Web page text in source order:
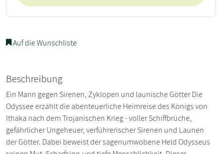
Auf die Wunschliste
Beschreibung
Ein Mann gegen Sirenen, Zyklopen und launische Götter Die
Odyssee erzählt die abenteuerliche Heimreise des Königs von
Ithaka nach dem Trojanischen Krieg - voller Schiffbrüche,
gefährlicher Ungeheuer, verführerischer Sirenen und Launen
der Götter. Dabei beweist der sagenumwobene Held Odysseus